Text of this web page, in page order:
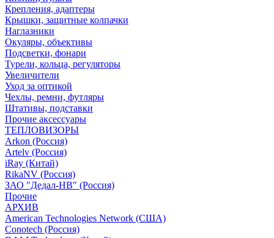
Крепления, адаптеры
Крышки, защитные колпачки
Наглазники
Окуляры, объективы
Подсветки, фонари
Турели, кольца, регуляторы
Увеличители
Уход за оптикой
Чехлы, ремни, футляры
Штативы, подставки
Прочие аксессуары
ТЕПЛОВИЗОРЫ
Arkon (Россия)
Artelv (Россия)
iRay (Китай)
RikaNV (Россия)
ЗАО "Дедал-НВ" (Россия)
Прочие
АРХИВ
American Technologies Network (США)
Conotech (Россия)